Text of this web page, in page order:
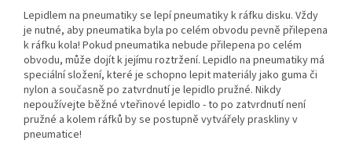
Lepidlem na pneumatiky se lepí pneumatiky k ráfku disku. Vždy
je nutné, aby pneumatika byla po celém obvodu pevně přilepena
k ráfku kola! Pokud pneumatika nebude přilepena po celém
obvodu, může dojít k jejímu roztržení. Lepidlo na pneumatiky má
speciální složení, které je schopno lepit materiály jako guma či
nylon a současně po zatvrdnutí je lepidlo pružné. Nikdy
nepoužívejte běžné vteřinové lepidlo - to po zatvrdnutí není
pružné a kolem ráfků by se postupně vytvářely praskliny v
pneumatice!